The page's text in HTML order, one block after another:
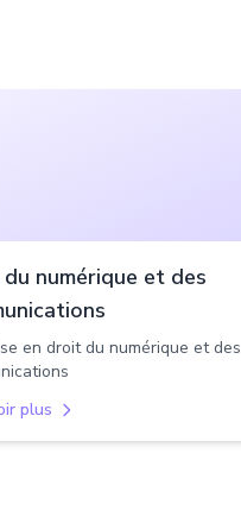
numérique et des
en droit du numérique et des
plus